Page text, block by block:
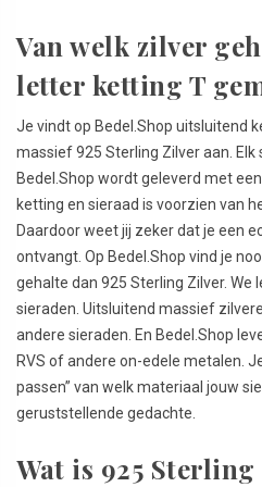
Van welk zilver
letter ketting T
Je vindt op Bedel.Shop uitsluitend
massief 925 Sterling Zilver aan. Elk
Bedel.Shop wordt geleverd met
ketting en sieraad is voorzien van
Daardoor weet jij zeker dat je een
ontvangt. Op Bedel.Shop vind je
gehalte dan 925 Sterling Zilver. We
sieraden. Uitsluitend massief
andere sieraden. En Bedel.Shop
RVS of andere on-edele metalen.
passen” van welk materiaal jouw
geruststellende gedachte.
Wat is 925